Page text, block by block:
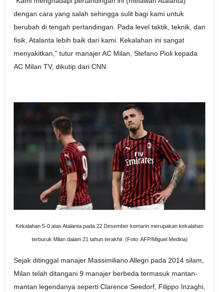
dengan cara yang salah sehingga sulit bagi kami untuk
berubah di tengah pertandingan. Pada level taktik, teknik, dan
fisik, Atalanta lebih baik dari kami. Kekalahan ini sangat
menyakitkan," tutur manajer AC Milan, Stefano Pioli kepada
AC Milan TV, dikutip dari CNN.
Kekalahan 5-0 atas Atalanta pada 22 Desember kemarin merupakan kekalahan
terburuk Milan dalam 21 tahun terakhir. (Foto: AFP/Miguel Medina)
Sejak ditinggal manajer Massimiliano Allegri pada 2014 silam,
Milan telah ditangani 9 manajer berbeda termasuk mantan-
mantan legendanya seperti Clarence Seedorf, Filippo Inzaghi,